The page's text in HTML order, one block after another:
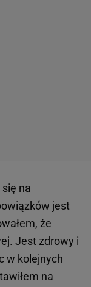
na
jest
że
Jest zdrowy i
w kolejnych
na